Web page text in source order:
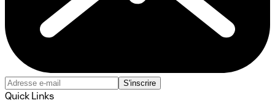
S'inscrire
Quick Links